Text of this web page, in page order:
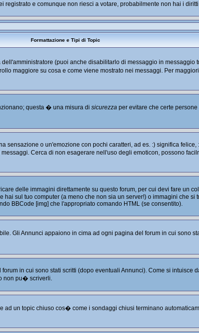
e comunque non riesci a votare, probabilmente non hai i
Formattazione e Tipi di Topic
(puoi anche disabilitarlo di messaggio in
maggiore su cosa e come viene mostrato nei messaggi. Per
questa � una misura di sicurezzaper evitare che certe
o un'emozione con pochi caratteri, ad es. :) significa
Cerca di non esagerare nell'uso degli emoticon, possono
delle immagini direttamente su questo forum, per cui devi fare un
sul tuo computer (a meno che non sia un server!) o immagini che
BBCode [img] che l'appropriato comando HTML (se consentito).
Gli Annunci appaiono in cima ad ogni pagina del forum in cui sono
in cui sono stati scritti (dopo eventuali Annunci). Come si
non pu� scriverli.
un topic chiuso cos� come i sondaggi chiusi terminano